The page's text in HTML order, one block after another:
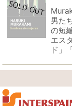
男た
の短
エス
ド」